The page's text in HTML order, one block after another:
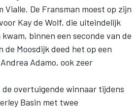
Vialle. De Fransman moest op zijn
Kay de Wolf, die uiteindelijk
binnen een seconde van de
de Moosdijk deed het op een
Adamo, ook zeer
de overtuigende winnaar tijdens
Basin met twee